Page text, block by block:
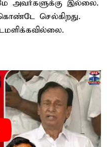
அவர்களுக்கு இல்லை.
செல்கிறது.